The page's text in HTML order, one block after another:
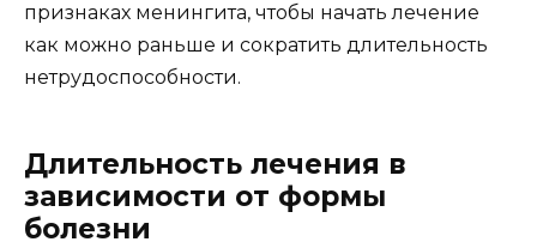
признаках менингита, чтобы начать лечение
как можно раньше и сократить длительность
нетрудоспособности.
Длительность лечения в
зависимости от формы
болезни